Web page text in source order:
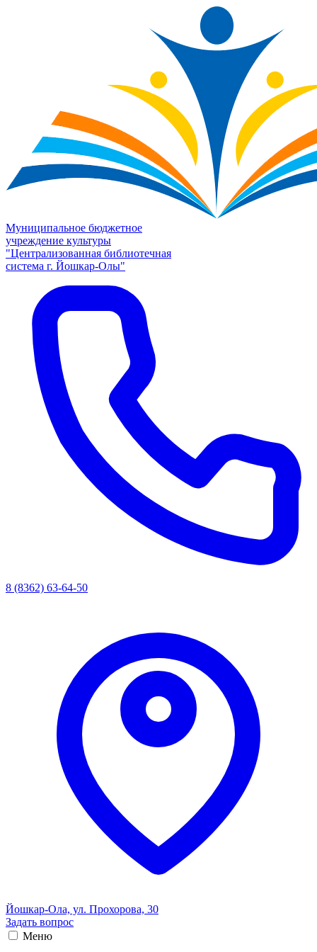
Муниципальное бюджетное
учреждение культуры
"Централизованная библиотечная
система г. Йошкар-Олы"
8 (8362) 63-64-50
Йошкар-Ола, ул. Прохорова, 30
Задать вопрос
Меню